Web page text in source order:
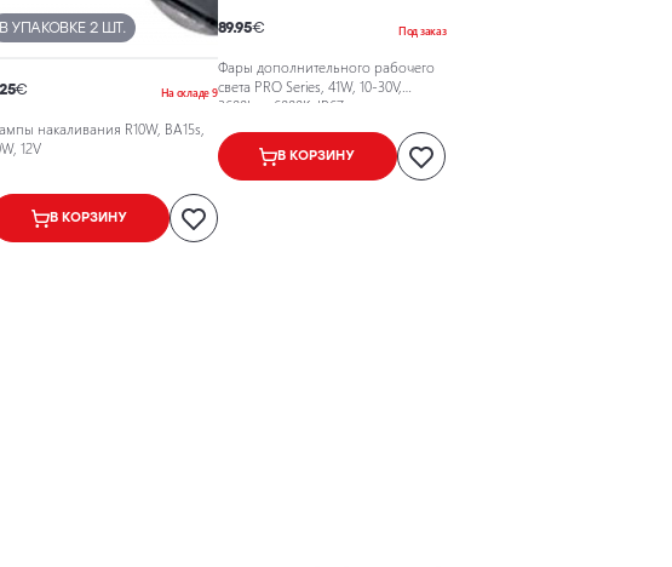
В УПАКОВКЕ 2 ШТ.
€ На складе 9
накаливания R10W, BA15s,
12V
В КОРЗИНУ
89.95€ Под заказ
Фары дополнительного рабочего
света PRO Series, 41W, 10-30V,
3600Lm, 6000K, IP67
В КОРЗИНУ